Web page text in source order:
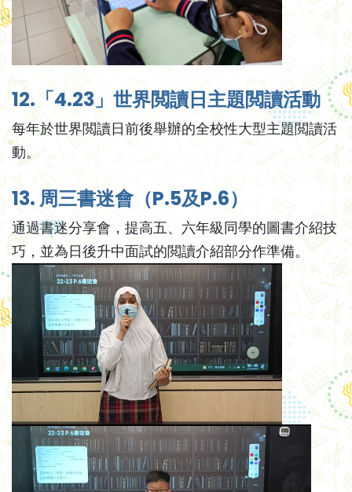
12.「4.23」世界閲讀日主題閲讀活動
每年於世界閲讀日前後舉辦的全校性大型主題閲讀活
動。
13. 周三書迷會（P.5及P.6）
通過書迷分享會，提高五、六年級同學的圖書介紹技
巧，並為日後升中面試的閲讀介紹部分作準備。